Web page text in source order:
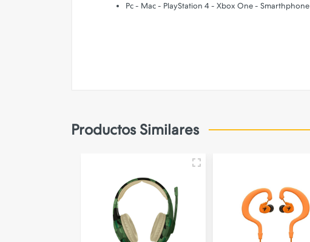
Streaming
Pc - Mac - PlayStation 4 - Xbox One - Smarthphone
Productos Similares